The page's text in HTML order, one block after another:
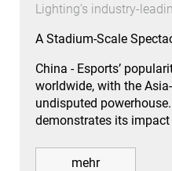
Lighting’s industry-
A Stadium-Scale
China - Esports’
worldwide, with the
undisputed
demonstrates its
mehr